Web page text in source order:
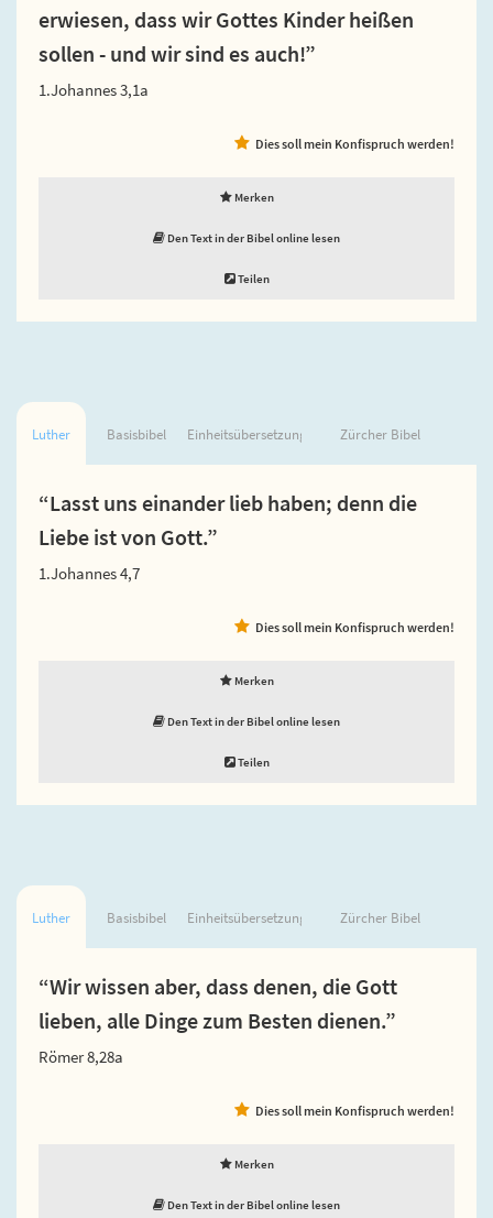
erwiesen, dass wir Gottes Kinder heißen
sollen - und wir sind es auch!”
1.Johannes 3,1a
Dies soll mein Konfispruch werden!
Merken
Den Text in der Bibel online lesen
Teilen
Luther Basisbibel Einheitsübersetzung Zürcher Bibel
“Lasst uns einander lieb haben; denn die
Liebe ist von Gott.”
1.Johannes 4,7
Dies soll mein Konfispruch werden!
Merken
Den Text in der Bibel online lesen
Teilen
Luther Basisbibel Einheitsübersetzung Zürcher Bibel
“Wir wissen aber, dass denen, die Gott
lieben, alle Dinge zum Besten dienen.”
Römer 8,28a
Dies soll mein Konfispruch werden!
Merken
Den Text in der Bibel online lesen